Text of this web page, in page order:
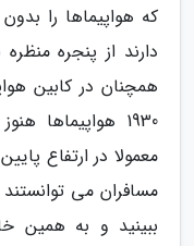
که هواپیماها را
دارند از پنجره
1930
معمولا در ارتفاع
مسافران می
ببینید و به همین